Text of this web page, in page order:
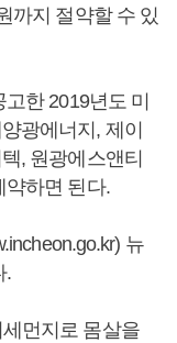
까지 절약할 수 있
한 2019년도 미
광에너지, 제이
, 원광에스앤티
약하면 된다.
뉴
.
먼지로 몸살을